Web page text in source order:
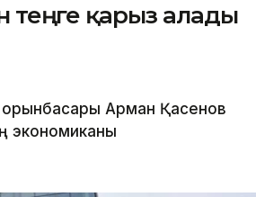
теңге қарыз алады
орынбасары Арман Қасенов
экономиканы